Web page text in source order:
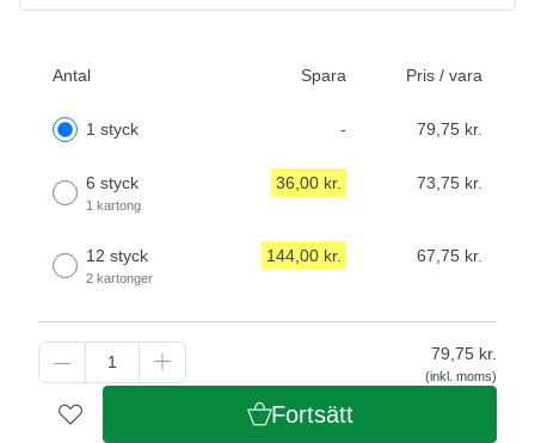
Antal Spara Pris / vara
1 styck - 79,75 kr.
6 styck
1 kartong
36,00 kr. 73,75 kr.
12 styck
2 kartonger
144,00 kr. 67,75 kr.
79,75 kr.
(inkl. moms)
Fortsätt